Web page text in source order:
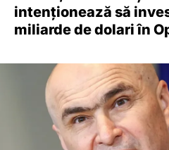
intenționează să
miliarde de dolari în